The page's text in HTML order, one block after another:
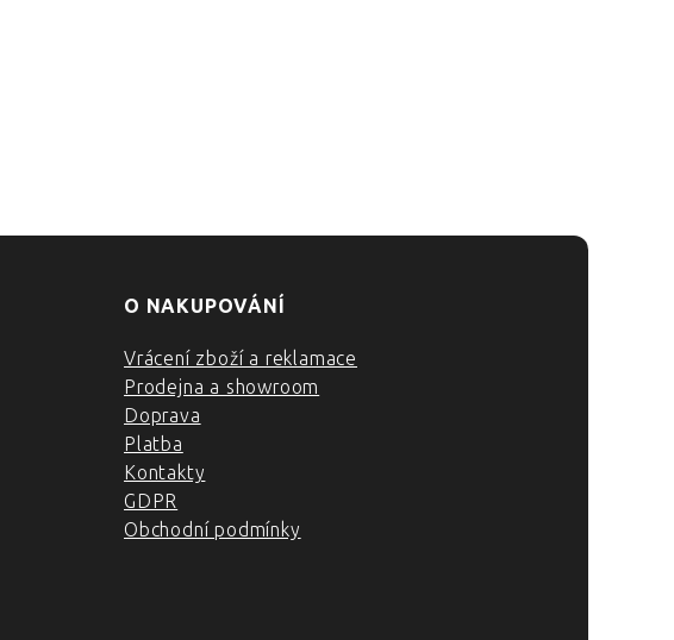
O NAKUPOVÁNÍ
Vrácení zboží a reklamace
Prodejna a showroom
Doprava
Platba
Kontakty
GDPR
Obchodní podmínky